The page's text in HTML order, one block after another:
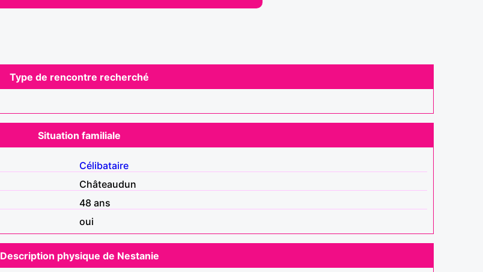
Type de rencontre recherché
Situation familiale
Célibataire
Châteaudun
48 ans
oui
Description physique de Nestanie